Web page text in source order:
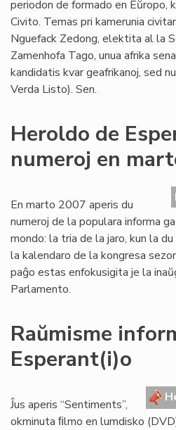
periodon de formado en Eŭropo,
Civito. Temas pri kamerunia
Nguefack Zedong, elektita al la
Zamenhofa Tago, unua afrika
kandidatis kvar geafrikanoj, sed
Verda Listo). Sen.
Heroldo de
numeroj en
En marto 2007 aperis du
numeroj de la populara informa
mondo: la tria de la jaro, kun la
la kalendaro de la kongresa
paĝo estas enfokusigita je la
Parlamento.
Raŭmisme
Esperant(i)o
Ĵus aperis “Sentiments”,
okminuta ﬁlmo en lumdisko